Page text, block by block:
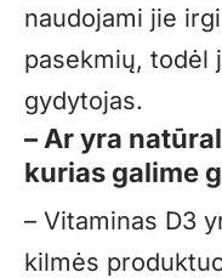
naudojami jie
pasekmių, todėl
gydytojas.
– Ar yra
kurias galime
– Vitaminas D3
kilmės